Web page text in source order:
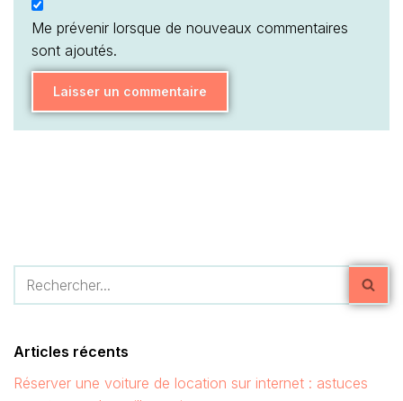
Me prévenir lorsque de nouveaux commentaires
sont ajoutés.
Articles récents
Réserver une voiture de location sur internet : astuces